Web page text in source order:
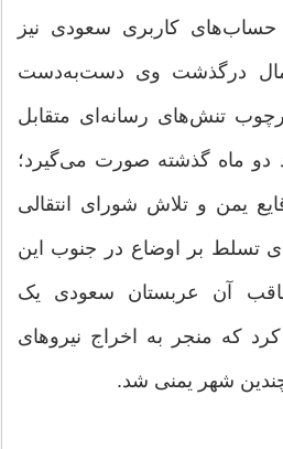
حساب‌های کاربری سعودی نیز
درگذشت وی دست‌به‌دست
تنش‌های رسانه‌ای متقابل
ماه گذشته صورت می‌گیرد؛
یمن و تلاش شورای انتقالی
تسلط بر اوضاع در جنوب این
آن عربستان سعودی یک
که منجر به اخراج نیروهای
شهر یمنی شد.